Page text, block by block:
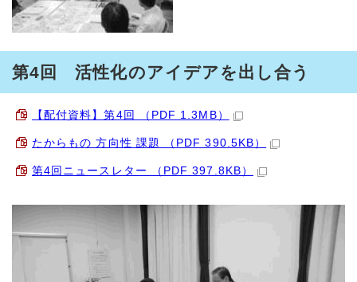
第4回 活性化のアイデアを出し合う
【配付資料】第4回 （PDF 1.3MB）
たからもの 方向性 課題 （PDF 390.5KB）
第4回ニュースレター （PDF 397.8KB）